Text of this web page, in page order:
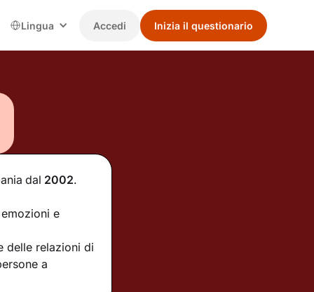
Lingua Accedi Inizia il questionario
dal 2002.
e
delle relazioni di
a